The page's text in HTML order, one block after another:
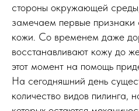
стороны окружающей
замечаем первые признаки
кожи. Со временем даже
восстанавливают кожу до
этот момент на помощь
На сегодняшний день
количество видов пилинга,